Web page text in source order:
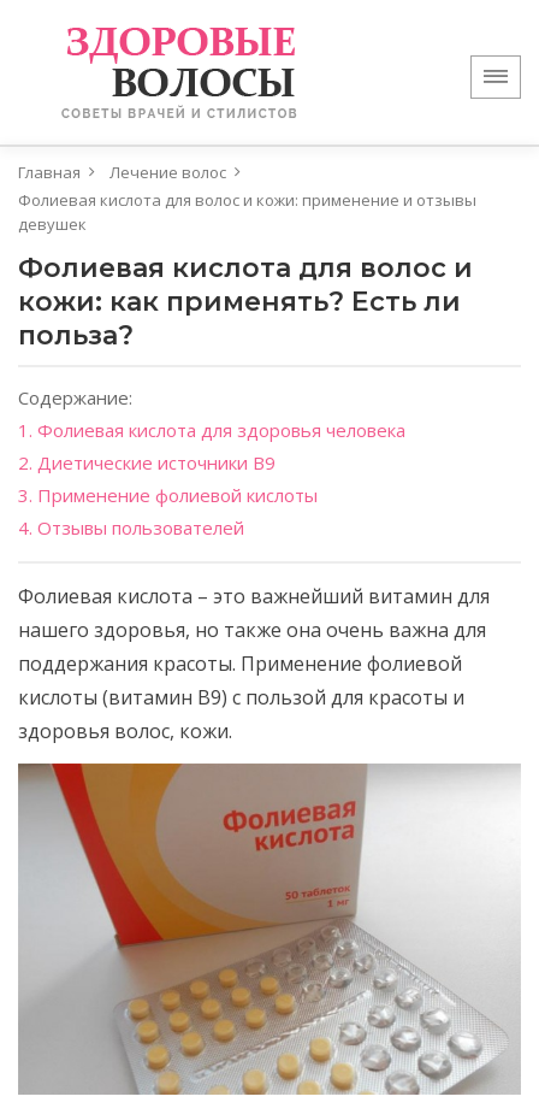
Главная
Лечение волос
Фолиевая кислота для волос и кожи: применение и отзывы
девушек
Фолиевая кислота для волос и
кожи: как применять? Есть ли
польза?
Содержание:
1. Фолиевая кислота для здоровья человека
2. Диетические источники B9
3. Применение фолиевой кислоты
4. Отзывы пользователей
Фолиевая кислота – это важнейший витамин для
нашего здоровья, но также она очень важна для
поддержания красоты. Применение фолиевой
кислоты (витамин B9) с пользой для красоты и
здоровья волос, кожи.